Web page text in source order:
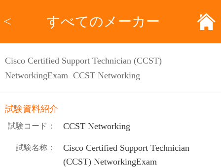
< すべてのメーカー
Cisco Certified Support Technician (CCST)
NetworkingExam CCST Networking
試験資料紹介
試験コード： CCST Networking
試験名称：
Cisco Certified Support Technician
(CCST) NetworkingExam